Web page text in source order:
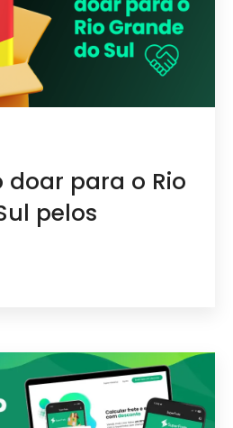
doar para o Rio
pelos